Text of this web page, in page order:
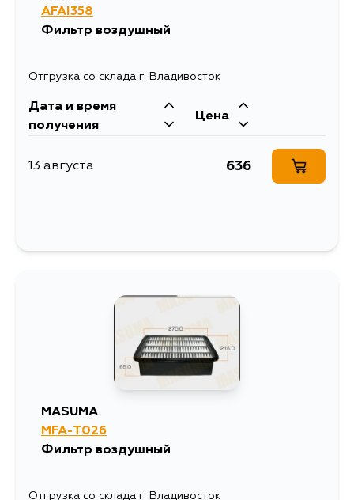
AFAI358
Фильтр воздушный
Отгрузка со склада г. Владивосток
Дата и время
получения
Цена
13 августа 636
MASUMA
MFA-T026
Фильтр воздушный
Отгрузка со склада г. Владивосток